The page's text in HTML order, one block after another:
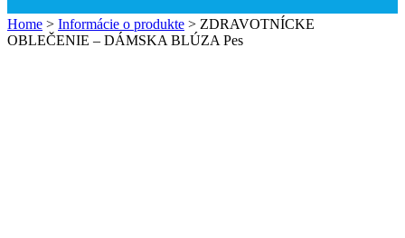
Home > Informácie o produkte > ZDRAVOTNÍCKE
OBLEČENIE – DÁMSKA BLÚZA Pes